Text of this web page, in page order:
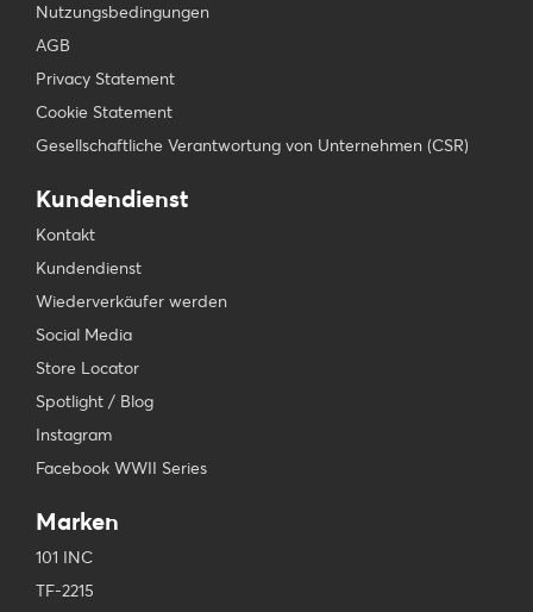
Nutzungsbedingungen
AGB
Privacy Statement
Cookie Statement
Gesellschaftliche Verantwortung von Unternehmen (CSR)
Kundendienst
Kontakt
Kundendienst
Wiederverkäufer werden
Social Media
Store Locator
Spotlight / Blog
Instagram
Facebook WWII Series
Marken
101 INC
TF-2215